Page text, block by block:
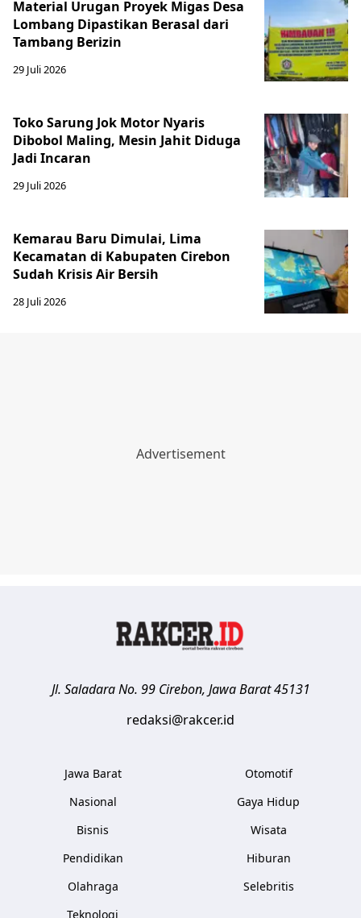
Material Urugan Proyek Migas Desa
Lombang Dipastikan Berasal dari
Tambang Berizin
29 Juli 2026
Toko Sarung Jok Motor Nyaris
Dibobol Maling, Mesin Jahit Diduga
Jadi Incaran
29 Juli 2026
Kemarau Baru Dimulai, Lima
Kecamatan di Kabupaten Cirebon
Sudah Krisis Air Bersih
28 Juli 2026
Jl. Saladara No. 99 Cirebon, Jawa Barat 45131
redaksi@rakcer.id
Jawa Barat
Nasional
Bisnis
Pendidikan
Olahraga
Teknologi
Otomotif
Gaya Hidup
Wisata
Hiburan
Selebritis